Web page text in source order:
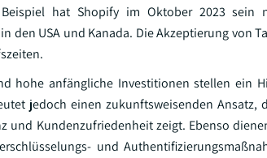
hat Shopify im Oktober 2023 sein
den USA und Kanada. Die Akzeptierung
hohe anfängliche Investitionen stellen ein
jedoch einen zukunftsweisenden
und Kundenzufriedenheit zeigt. Ebenso
und